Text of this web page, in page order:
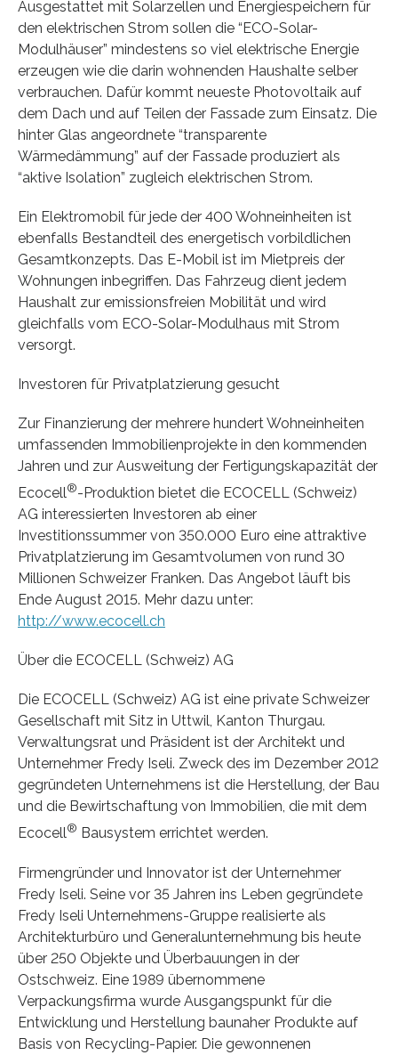
Ausgestattet mit Solarzellen und Energiespeichern für
den elektrischen Strom sollen die “ECO-Solar-
Modulhäuser” mindestens so viel elektrische Energie
erzeugen wie die darin wohnenden Haushalte selber
verbrauchen. Dafür kommt neueste Photovoltaik auf
dem Dach und auf Teilen der Fassade zum Einsatz. Die
hinter Glas angeordnete “transparente
Wärmedämmung” auf der Fassade produziert als
“aktive Isolation” zugleich elektrischen Strom.
Ein Elektromobil für jede der 400 Wohneinheiten ist
ebenfalls Bestandteil des energetisch vorbildlichen
Gesamtkonzepts. Das E-Mobil ist im Mietpreis der
Wohnungen inbegriffen. Das Fahrzeug dient jedem
Haushalt zur emissionsfreien Mobilität und wird
gleichfalls vom ECO-Solar-Modulhaus mit Strom
versorgt.
Investoren für Privatplatzierung gesucht
Zur Finanzierung der mehrere hundert Wohneinheiten
umfassenden Immobilienprojekte in den kommenden
Jahren und zur Ausweitung der Fertigungskapazität der
Ecocell®-Produktion bietet die ECOCELL (Schweiz)
AG interessierten Investoren ab einer
Investitionssummer von 350.000 Euro eine attraktive
Privatplatzierung im Gesamtvolumen von rund 30
Millionen Schweizer Franken. Das Angebot läuft bis
Ende August 2015. Mehr dazu unter:
http://www.ecocell.ch
Über die ECOCELL (Schweiz) AG
Die ECOCELL (Schweiz) AG ist eine private Schweizer
Gesellschaft mit Sitz in Uttwil, Kanton Thurgau.
Verwaltungsrat und Präsident ist der Architekt und
Unternehmer Fredy Iseli. Zweck des im Dezember 2012
gegründeten Unternehmens ist die Herstellung, der Bau
und die Bewirtschaftung von Immobilien, die mit dem
Ecocell® Bausystem errichtet werden.
Firmengründer und Innovator ist der Unternehmer
Fredy Iseli. Seine vor 35 Jahren ins Leben gegründete
Fredy Iseli Unternehmens-Gruppe realisierte als
Architekturbüro und Generalunternehmung bis heute
über 250 Objekte und Überbauungen in der
Ostschweiz. Eine 1989 übernommene
Verpackungsfirma wurde Ausgangspunkt für die
Entwicklung und Herstellung baunaher Produkte auf
Basis von Recycling-Papier. Die gewonnenen